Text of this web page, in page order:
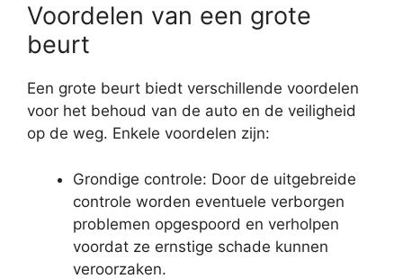
Voordelen van een grote
beurt
Een grote beurt biedt verschillende voordelen
voor het behoud van de auto en de veiligheid
op de weg. Enkele voordelen zijn:
Grondige controle: Door de uitgebreide
controle worden eventuele verborgen
problemen opgespoord en verholpen
voordat ze ernstige schade kunnen
veroorzaken.